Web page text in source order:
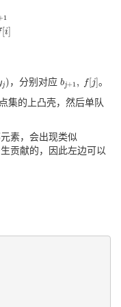
1
[i]
j ) ，分别对应 bj+1, f[j]
b f[j ] 。
集的上凸壳，然后单队
素，会出现类似
贡献的，因此左边可以